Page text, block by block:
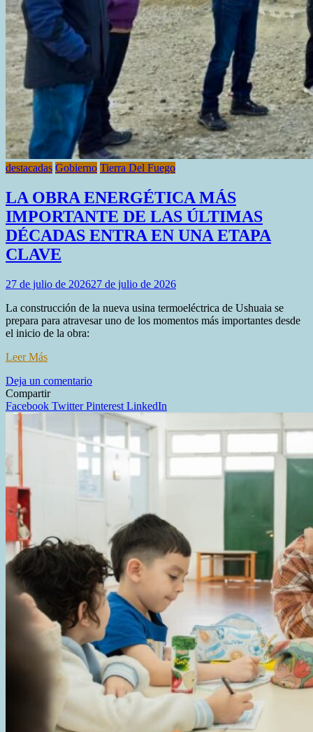
destacadas Gobierno Tierra Del Fuego
LA OBRA ENERGÉTICA MÁS
IMPORTANTE DE LAS ÚLTIMAS
DÉCADAS ENTRA EN UNA ETAPA
CLAVE
27 de julio de 202627 de julio de 2026
La construcción de la nueva usina termoeléctrica de Ushuaia se
prepara para atravesar uno de los momentos más importantes desde
el inicio de la obra:
Leer Más
Deja un comentarioen
OBRA
ENERGÉTICA
IMPORTANTE
DE
LAS
ÚLTIMAS
DÉCADAS
UNA
ETAPA
CLAVE
Compartir
Facebook TwitterPinterest LinkedIn